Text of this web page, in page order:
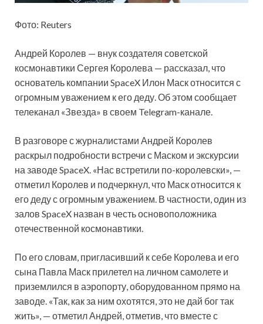
Фото: Reuters
Андрей Королев — внук создателя советской
космонавтики Сергея Королева — рассказал, что
основатель компании SpaceX Илон Маск относится с
огромным уважением к его деду. Об этом сообщает
телеканал «Звезда» в своем Telegram-канале.
В разговоре с журналистами Андрей Королев
раскрыл подробности встречи с Маском и экскурсии
на заводе SpaceX. «Нас встретили по-королевски», —
отметил Королев и подчеркнул, что Маск относится к
его деду с огромным уважением. В частности, один из
залов SpaceX назван в честь основоположника
отечественной космонавтики.
По его словам, пригласивший к себе Королева и его
сына Павла Маск прилетел на личном самолете и
приземлился в аэропорту, оборудованном прямо на
заводе. «Так, как за ним охотятся, это не дай бог так
жить», — отметил Андрей, отметив, что вместе с